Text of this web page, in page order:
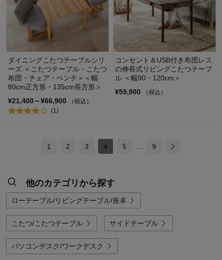
ダイニングこたつテーブルシリ
ーズ ＜こたつテーブル・こたつ
布団・チェア・ベンチ＞＜幅
80cm正方形・135cm長方形＞
¥21,400～¥66,900
（税込）
(1)
コンセント＆USB付き布団レス
の伸長式リビングこたつテーブ
ル ＜幅90・120cm＞
¥59,900
（税込）
1 2 3 4 5 … 9
他のカテゴリから探す
ローテーブル/リビングテーブル/座卓
こたつ/こたつテーブル サイドテーブル
パソコンデスク/ワークデスク